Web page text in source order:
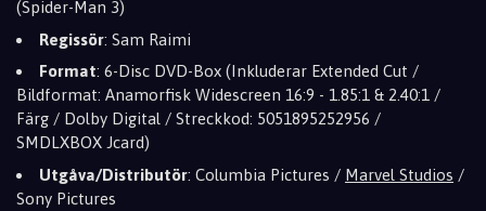
(Spider-Man 3)
Regissör: Sam Raimi
Format: 6-Disc DVD-Box (Inkluderar Extended Cut /
Bildformat: Anamorfisk Widescreen 16:9 - 1.85:1 & 2.40:1 /
Färg / Dolby Digital / Streckkod: 5051895252956 /
SMDLXBOX Jcard)
Utgåva/Distributör: Columbia Pictures / Marvel Studios /
Sony Pictures